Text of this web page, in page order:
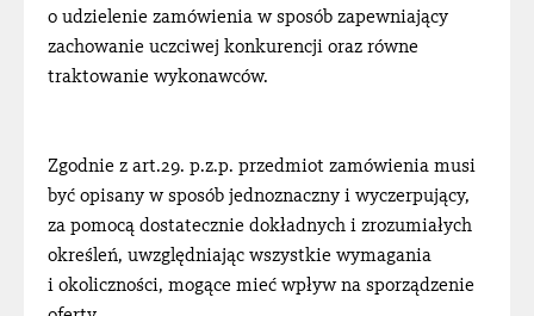
o udzielenie zamówienia w sposób zapewniający
zachowanie uczciwej konkurencji oraz równe
traktowanie wykonawców.
Zgodnie z art.29. p.z.p. przedmiot zamówienia musi
być opisany w sposób jednoznaczny i wyczerpujący,
za pomocą dostatecznie dokładnych i zrozumiałych
określeń, uwzględniając wszystkie wymagania
i okoliczności, mogące mieć wpływ na sporządzenie